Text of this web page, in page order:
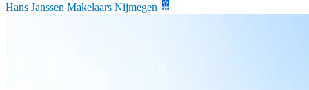
Hans Janssen Makelaars Nijmegen